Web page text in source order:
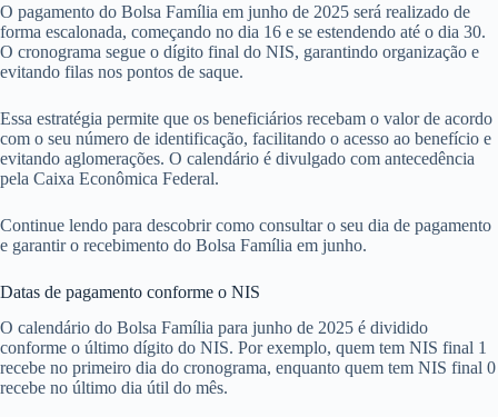
O pagamento do Bolsa Família em junho de 2025 será realizado de
forma escalonada, começando no dia 16 e se estendendo até o dia 30.
O cronograma segue o dígito final do NIS, garantindo organização e
evitando filas nos pontos de saque.
Essa estratégia permite que os beneficiários recebam o valor de acordo
com o seu número de identificação, facilitando o acesso ao benefício e
evitando aglomerações. O calendário é divulgado com antecedência
pela Caixa Econômica Federal.
Continue lendo para descobrir como consultar o seu dia de pagamento
e garantir o recebimento do Bolsa Família em junho.
Datas de pagamento conforme o NIS
O calendário do Bolsa Família para junho de 2025 é dividido
conforme o último dígito do NIS. Por exemplo, quem tem NIS final 1
recebe no primeiro dia do cronograma, enquanto quem tem NIS final 0
recebe no último dia útil do mês.